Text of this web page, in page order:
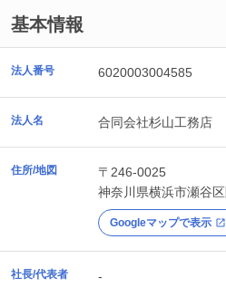
基本情報
法人番号 6020003004585
法人名 合同会社杉山工務店
住所/地図
〒246-0025
神奈川県横浜市瀬谷区
Googleマップで表示
社長/代表者 -